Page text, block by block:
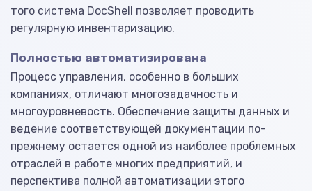
того система DocShell позволяет проводить
регулярную инвентаризацию.
Полностью автоматизирована
Процесс управления, особенно в больших
компаниях, отличают многозадачность и
многоуровневость. Обеспечение защиты данных и
ведение соответствующей документации по-
прежнему остается одной из наиболее проблемных
отраслей в работе многих предприятий, и
перспектива полной автоматизации этого